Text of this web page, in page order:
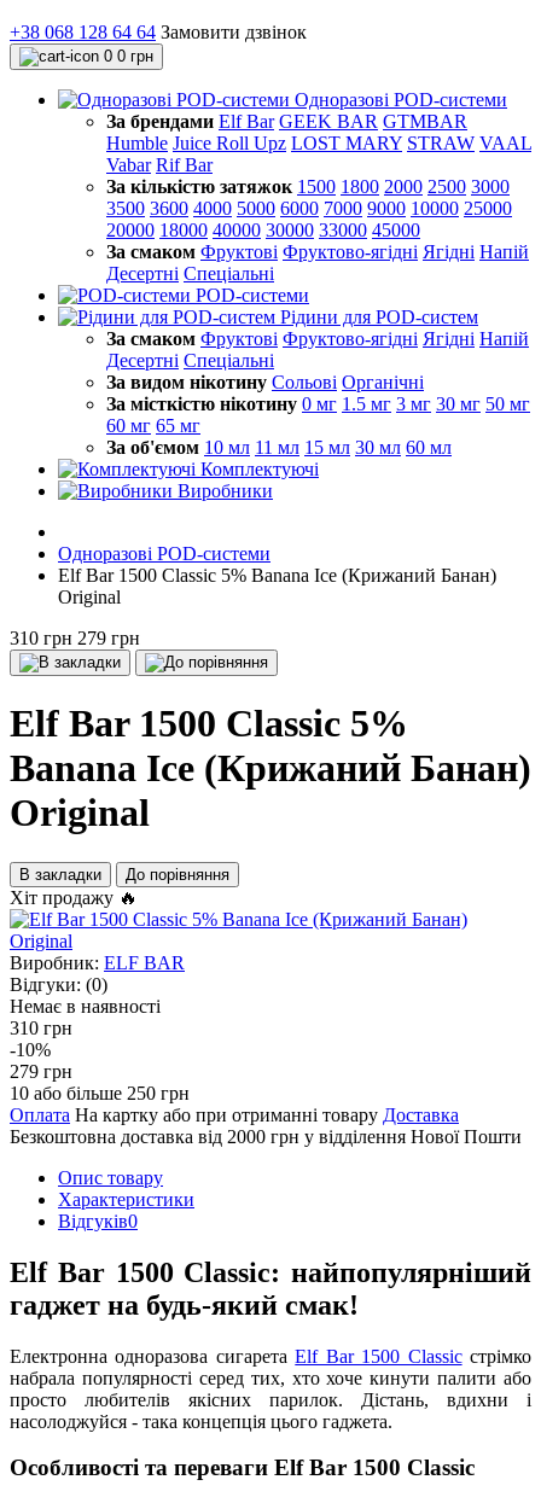
+38 068 128 64 64 Замовити дзвінок
0 0 грн
Одноразові POD-системи
За брендами Elf Bar GEEK BAR GTMBAR
Humble Juice Roll Upz LOST MARY STRAW VAAL
Vabar Rif Bar
За кількістю затяжок 1500 1800 2000 2500 3000
3500 3600 4000 5000 6000 7000 9000 10000 25000
20000 18000 40000 30000 33000 45000
За смаком Фруктові Фруктово-ягідні Ягідні Напій
Десертні Спеціальні
POD-системи
Рідини для POD-систем
За смаком Фруктові Фруктово-ягідні Ягідні Напій
Десертні Спеціальні
За видом нікотину Сольові Органічні
За місткістю нікотину 0 мг 1.5 мг 3 мг 30 мг 50 мг
60 мг 65 мг
За об'ємом 10 мл 11 мл 15 мл 30 мл 60 мл
Комплектуючі
Виробники
Одноразові POD-системи
Elf Bar 1500 Classic 5% Banana Ice (Крижаний Банан)
Original
310 грн 279 грн
Elf Bar 1500 Classic 5%
Banana Ice (Крижаний Банан)
Original
В закладки До порівняння
Хіт продажу 🔥
Виробник: ELF BAR
Відгуки: (0)
Немає в наявності
310 грн
-10%
279 грн
10 або більше 250 грн
Оплата На картку або при отриманні товару Доставка
Безкоштовна доставка від 2000 грн у відділення Нової Пошти
Опис товару
Характеристики
Відгуків0
Elf Bar 1500 Classic: найпопулярніший
гаджет на будь-який смак!
Електронна одноразова сигаретаElf Bar 1500 Сlassicстрімко
набрала популярності серед тих, хто хоче кинути палити або
просто любителів якісних парилок. Дістань, вдихни і
насолоджуйся - така концепція цього гаджета.
Особливості та переваги Elf Bar 1500 Classic